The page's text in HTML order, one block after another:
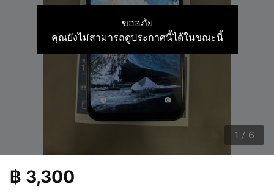
ขออภัย
คุณยังไม่สามารถดูประกาศนี้ได้ในขณะนี้
1 / 6
฿ 3,300